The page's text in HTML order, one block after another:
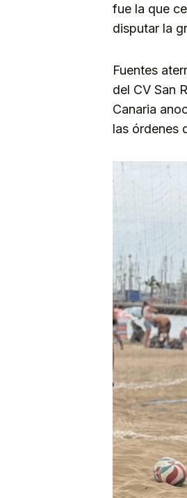
fue la que
disputar la
Fuentes
del CV San
Canaria
las órdenes